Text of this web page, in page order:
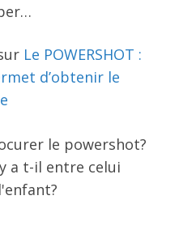
Le POWERSHOT :
d’obtenir le
le powershot?
a t-il entre celui